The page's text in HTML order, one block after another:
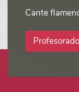
Cante
Profesorado